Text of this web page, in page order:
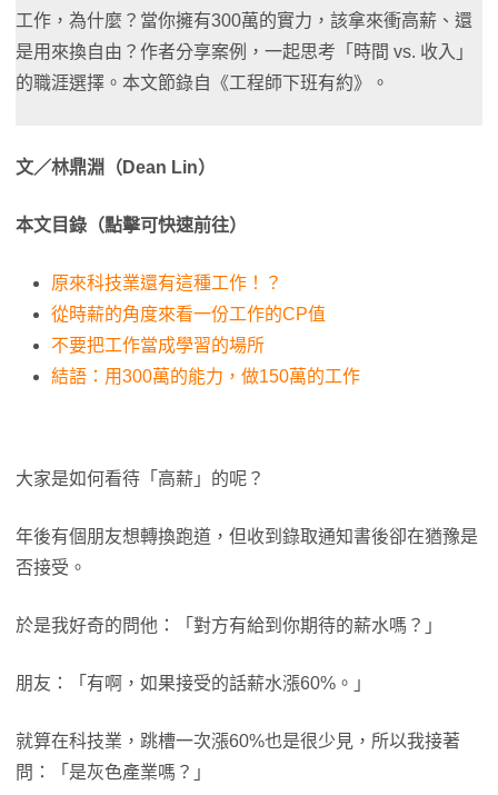
工作，為什麼？當你擁有300萬的實力，該拿來衝高薪、還
是用來換自由？作者分享案例，一起思考「時間 vs. 收入」
的職涯選擇。本文節錄自《工程師下班有約》。
文／林鼎淵（Dean Lin）
本文目錄（點擊可快速前往）
原來科技業還有這種工作！？
從時薪的角度來看一份工作的CP值
不要把工作當成學習的場所
結語：用300萬的能力，做150萬的工作
大家是如何看待「高薪」的呢？
年後有個朋友想轉換跑道，但收到錄取通知書後卻在猶豫是
否接受。
於是我好奇的問他：「對方有給到你期待的薪水嗎？」
朋友：「有啊，如果接受的話薪水漲60%。」
就算在科技業，跳槽一次漲60%也是很少見，所以我接著
問：「是灰色產業嗎？」